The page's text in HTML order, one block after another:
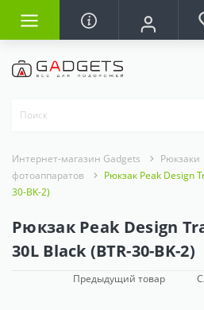
Интернет-магазин Gadgets Рюкзаки
фотоаппаратов
Рюкзак Peak Design
30-BK-2)
Рюкзак Peak Design
30L Black (BTR-30-BK-2)
Предыдущий товар